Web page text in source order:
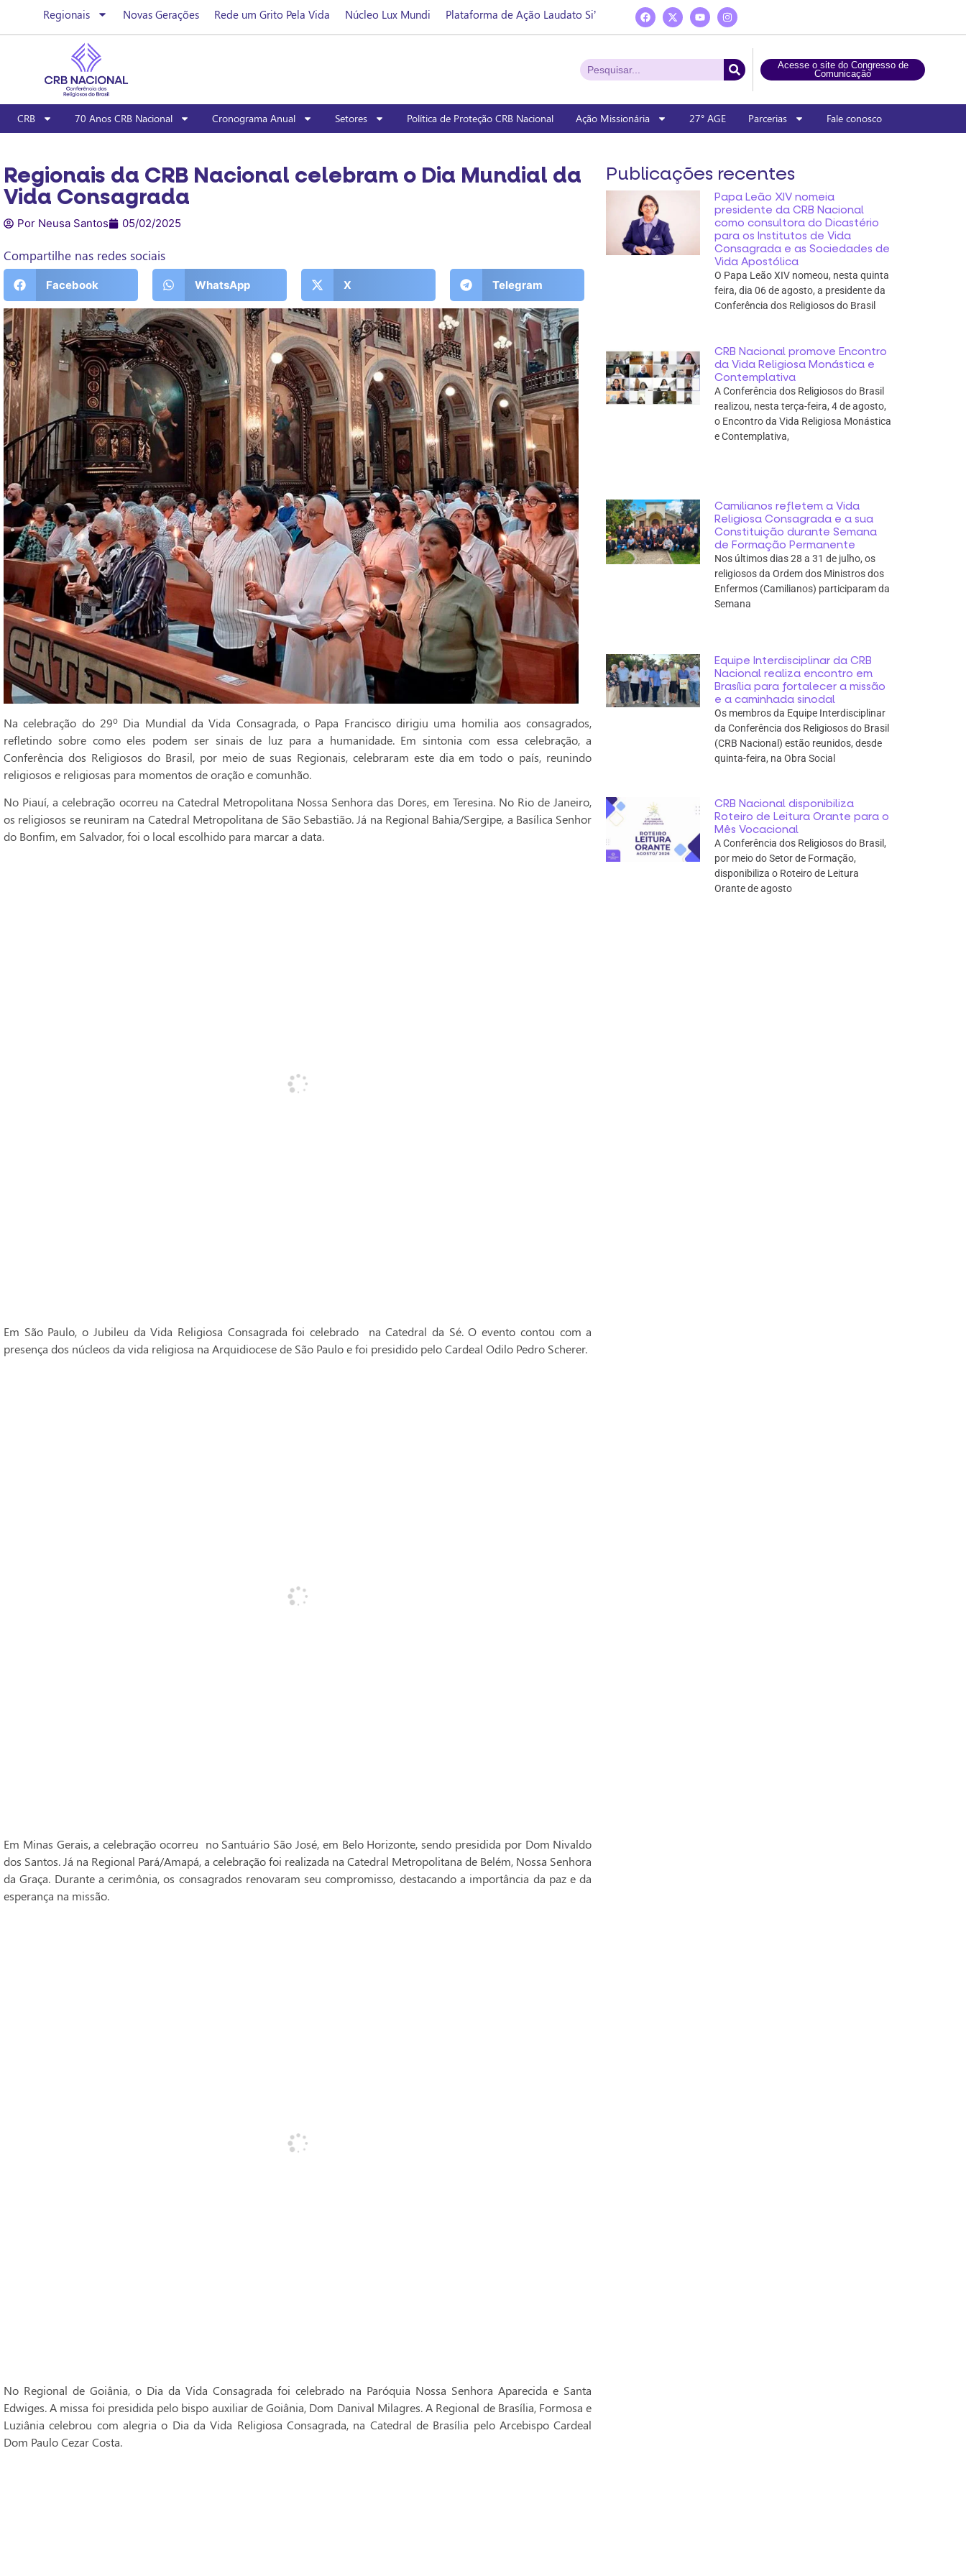
Regionais Novas Gerações Rede um Grito Pela Vida Núcleo Lux Mundi Plataforma de Ação Laudato Si’
Acesse o site do Congresso de
Comunicação
CRB 70 Anos CRB Nacional Cronograma Anual Setores Política de Proteção CRB Nacional Ação Missionária 27° AGE Parcerias Fale conosco
Regionais da CRB Nacional celebram o Dia Mundial da
Vida Consagrada
Por Neusa Santos 05/02/2025
Compartilhe nas redes sociais
Facebook WhatsApp X Telegram
Na celebração do 29º Dia Mundial da Vida Consagrada, o Papa Francisco dirigiu uma homilia aos consagrados,
refletindo sobre como eles podem ser sinais de luz para a humanidade. Em sintonia com essa celebração, a
Conferência dos Religiosos do Brasil, por meio de suas Regionais, celebraram este dia em todo o país, reunindo
religiosos e religiosas para momentos de oração e comunhão.
No Piauí, a celebração ocorreu na Catedral Metropolitana Nossa Senhora das Dores, em Teresina. No Rio de Janeiro,
os religiosos se reuniram na Catedral Metropolitana de São Sebastião. Já na Regional Bahia/Sergipe, a Basílica Senhor
do Bonfim, em Salvador, foi o local escolhido para marcar a data.
Em São Paulo, o Jubileu da Vida Religiosa Consagrada foi celebrado na Catedral da Sé. O evento contou com a
presença dos núcleos da vida religiosa na Arquidiocese de São Paulo e foi presidido pelo Cardeal Odilo Pedro Scherer.
Em Minas Gerais, a celebração ocorreu no Santuário São José, em Belo Horizonte, sendo presidida por Dom Nivaldo
dos Santos. Já na Regional Pará/Amapá, a celebração foi realizada na Catedral Metropolitana de Belém, Nossa Senhora
da Graça. Durante a cerimônia, os consagrados renovaram seu compromisso, destacando a importância da paz e da
esperança na missão.
No Regional de Goiânia, o Dia da Vida Consagrada foi celebrado na Paróquia Nossa Senhora Aparecida e Santa
Edwiges. A missa foi presidida pelo bispo auxiliar de Goiânia, Dom Danival Milagres. A Regional de Brasília, Formosa e
Luziânia celebrou com alegria o Dia da Vida Religiosa Consagrada, na Catedral de Brasília pelo Arcebispo Cardeal
Dom Paulo Cezar Costa.
Publicações recentes
Papa Leão XIV nomeia
presidente da CRB Nacional
como consultora do Dicastério
para os Institutos de Vida
Consagrada e as Sociedades de
Vida Apostólica
O Papa Leão XIV nomeou, nesta quinta
feira, dia 06 de agosto, a presidente da
Conferência dos Religiosos do Brasil
CRB Nacional promove Encontro
da Vida Religiosa Monástica e
Contemplativa
A Conferência dos Religiosos do Brasil
realizou, nesta terça-feira, 4 de agosto,
o Encontro da Vida Religiosa Monástica
e Contemplativa,
Camilianos refletem a Vida
Religiosa Consagrada e a sua
Constituição durante Semana
de Formação Permanente
Nos últimos dias 28 a 31 de julho, os
religiosos da Ordem dos Ministros dos
Enfermos (Camilianos) participaram da
Semana
Equipe Interdisciplinar da CRB
Nacional realiza encontro em
Brasília para fortalecer a missão
e a caminhada sinodal
Os membros da Equipe Interdisciplinar
da Conferência dos Religiosos do Brasil
(CRB Nacional) estão reunidos, desde
quinta-feira, na Obra Social
CRB Nacional disponibiliza
Roteiro de Leitura Orante para o
Mês Vocacional
A Conferência dos Religiosos do Brasil,
por meio do Setor de Formação,
disponibiliza o Roteiro de Leitura
Orante de agosto